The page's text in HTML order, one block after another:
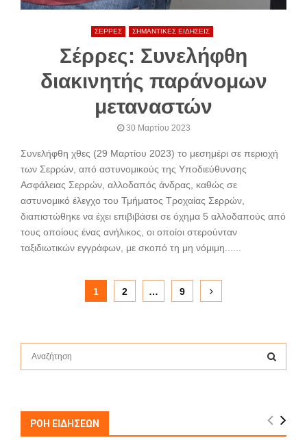
ΣΕΡΡΕΣ ΣΗΜΑΝΤΙΚΕΣ ΕΙΔΗΣΕΙΣ
Σέρρες: Συνελήφθη
διακινητής παράνομων
μεταναστών
30 Μαρτίου 2023
Συνελήφθη χθες (29 Μαρτίου 2023) το μεσημέρι σε περιοχή
των Σερρών, από αστυνομικούς της Υποδιεύθυνσης
Ασφάλειας Σερρών, αλλοδαπός άνδρας, καθώς σε
αστυνομικό έλεγχο του Τμήματος Τροχαίας Σερρών,
διαπιστώθηκε να έχει επιβιβάσει σε όχημα 5 αλλοδαπούς από
τους οποίους ένας ανήλικος, οι οποίοι στερούνταν
ταξιδιωτικών εγγράφων, με σκοπό τη μη νόμιμη......
Σελιδοποίηση
1 2 … 9
f
ΡΟΗ ΕΙΔΗΣΕΩΝ